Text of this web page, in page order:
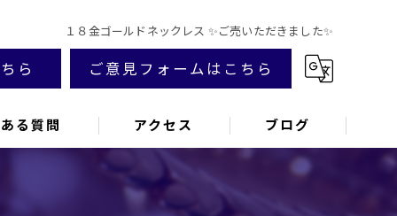
１８金ゴールドネックレス ✨ご売いただきました✨
ら ご意見フォームはこちら
る質問 アクセス ブログ